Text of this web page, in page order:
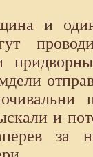
и
и
за